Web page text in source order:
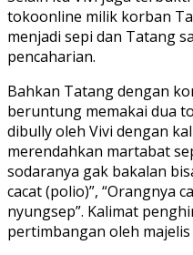
tokoonline milik korban
menjadi sepi dan Tatang
pencaharian.
Bahkan Tatang dengan
beruntung memakai dua
dibully oleh Vivi dengan
merendahkan martabat
sodaranya gak bakalan
cacat (polio)”, “Orangnya
nyungsep”. Kalimat
pertimbangan oleh majelis